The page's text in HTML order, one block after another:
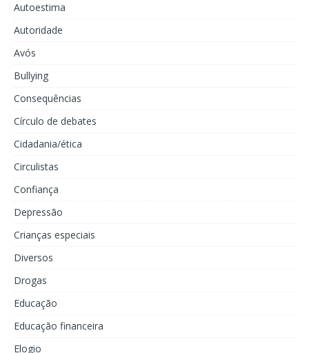
Autoestima
Autoridade
Avós
Bullying
Consequências
Círculo de debates
Cidadania/ética
Circulistas
Confiança
Depressão
Crianças especiais
Diversos
Drogas
Educação
Educação financeira
Elogio